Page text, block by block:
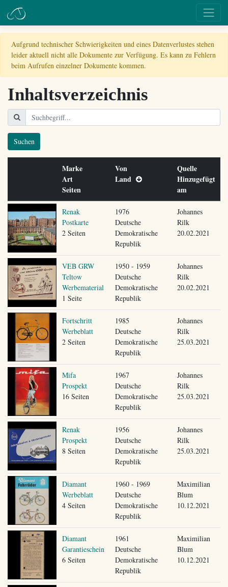
Aufgrund technischer Schwierigkeiten und eines Datenverlustes stehen
leider aktuell nicht alle Dokumente zur Verfügung. Es kann zu Fehlern
beim Aufrufen einzelner Dokumente kommen.
Inhaltsverzeichnis
Suchen
Marke
Art
Seiten
Von
Land
Quelle
Hinzugefügt
am
Renak
Postkarte
2 Seiten
1976
Deutsche
Demokratische
Republik
Johannes
Rilk
20.02.2021
VEB GRW
Teltow
Werbematerial
1 Seite
1950 - 1959
Deutsche
Demokratische
Republik
Johannes
Rilk
20.02.2021
Fortschritt
Werbeblatt
2 Seiten
1985
Deutsche
Demokratische
Republik
Johannes
Rilk
25.03.2021
Mifa
Prospekt
16 Seiten
1967
Deutsche
Demokratische
Republik
Johannes
Rilk
25.03.2021
Renak
Prospekt
8 Seiten
1956
Deutsche
Demokratische
Republik
Johannes
Rilk
25.03.2021
Diamant
Werbeblatt
4 Seiten
1960 - 1969
Deutsche
Demokratische
Republik
Maximilian
Blum
10.12.2021
Diamant
Garantieschein
6 Seiten
1961
Deutsche
Demokratische
Republik
Maximilian
Blum
10.12.2021